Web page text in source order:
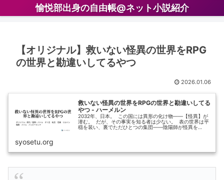
愉悦部出身の自由帳@ネット小説紹介
【オリジナル】救いない怪異の世界をRPG
の世界と勘違いしてるやつ
2026.01.06
救いない怪異の世界をRPGの世界と勘違いしてる
やつ - ハーメルン
2032年、日本。 この国には異形の化け物――【怪異】が
潜む。 だが、その事実を知る者は少ない。 表の世界は平
穏を装い、裏でただひとつの集団――陰陽師が怪異を…
syosetu.org